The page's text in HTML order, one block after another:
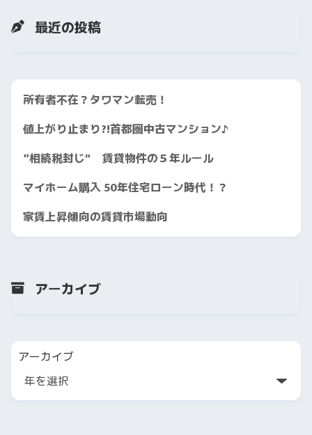
最近の投稿
所有者不在？タワマン転売！
値上がり止まり?!首都圏中古マンション♪
“相続税封じ” 賃貸物件の５年ルール
マイホーム購入 50年住宅ローン時代！？
家賃上昇傾向の賃貸市場動向
アーカイブ
アーカイブ